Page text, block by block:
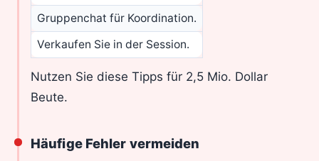
Gruppenchat für Koordination.
Verkaufen Sie in der Session.
Nutzen Sie diese Tipps für 2,5 Mio. Dollar
Beute.
Häufige Fehler vermeiden